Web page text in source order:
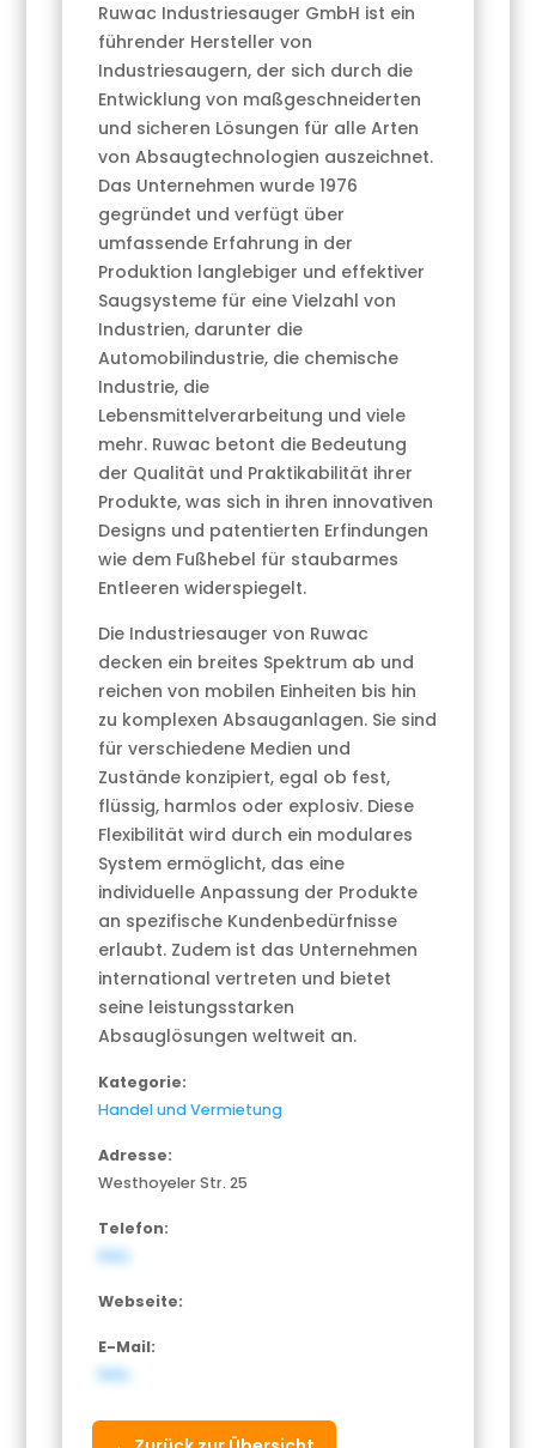
Ruwac Industriesauger GmbH ist ein
führender Hersteller von
Industriesaugern, der sich durch die
Entwicklung von maßgeschneiderten
und sicheren Lösungen für alle Arten
von Absaugtechnologien auszeichnet.
Das Unternehmen wurde 1976
gegründet und verfügt über
umfassende Erfahrung in der
Produktion langlebiger und effektiver
Saugsysteme für eine Vielzahl von
Industrien, darunter die
Automobilindustrie, die chemische
Industrie, die
Lebensmittelverarbeitung und viele
mehr. Ruwac betont die Bedeutung
der Qualität und Praktikabilität ihrer
Produkte, was sich in ihren innovativen
Designs und patentierten Erfindungen
wie dem Fußhebel für staubarmes
Entleeren widerspiegelt.
Die Industriesauger von Ruwac
decken ein breites Spektrum ab und
reichen von mobilen Einheiten bis hin
zu komplexen Absauganlagen. Sie sind
für verschiedene Medien und
Zustände konzipiert, egal ob fest,
flüssig, harmlos oder explosiv. Diese
Flexibilität wird durch ein modulares
System ermöglicht, das eine
individuelle Anpassung der Produkte
an spezifische Kundenbedürfnisse
erlaubt. Zudem ist das Unternehmen
international vertreten und bietet
seine leistungsstarken
Absauglösungen weltweit an.
Kategorie:
Handel und Vermietung
Adresse:
Westhoyeler Str. 25
Telefon:
NULL
Webseite:
E-Mail:
NULL